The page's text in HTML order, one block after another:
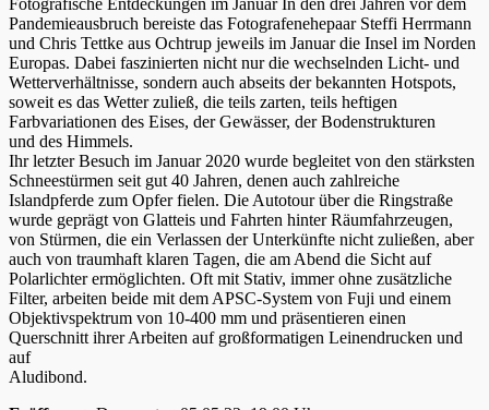
Pandemieausbruch bereiste das Fotografenehepaar Steffi Herrmann
und Chris Tettke aus Ochtrup jeweils im Januar die Insel im Norden
Europas. Dabei faszinierten nicht nur die wechselnden Licht- und
Wetterverhältnisse, sondern auch abseits der bekannten Hotspots,
soweit es das Wetter zuließ, die teils zarten, teils heftigen
Farbvariationen des Eises, der Gewässer, der Bodenstrukturen
und des Himmels.
Ihr letzter Besuch im Januar 2020 wurde begleitet von den stärksten
Schneestürmen seit gut 40 Jahren, denen auch zahlreiche
Islandpferde zum Opfer fielen. Die Autotour über die Ringstraße
wurde geprägt von Glatteis und Fahrten hinter Räumfahrzeugen,
von Stürmen, die ein Verlassen der Unterkünfte nicht zuließen, aber
auch von traumhaft klaren Tagen, die am Abend die Sicht auf
Polarlichter ermöglichten. Oft mit Stativ, immer ohne zusätzliche
Filter, arbeiten beide mit dem APSC-System von Fuji und einem
Objektivspektrum von 10-400 mm und präsentieren einen
Querschnitt ihrer Arbeiten auf großformatigen Leinendrucken und
auf
Aludibond.